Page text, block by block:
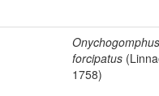
Onychogomphus
forcipatus
1758)